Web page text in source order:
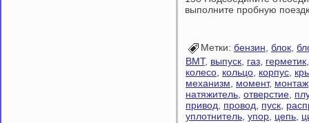
выполните пробную
Метки: бензин блок
ВМТ, выпуск газ герметик
колесо кольцо корпус
механизм
момент, монтаж
натяжитель отверстие
привод
провод пуск
уплотнитель упор цепь